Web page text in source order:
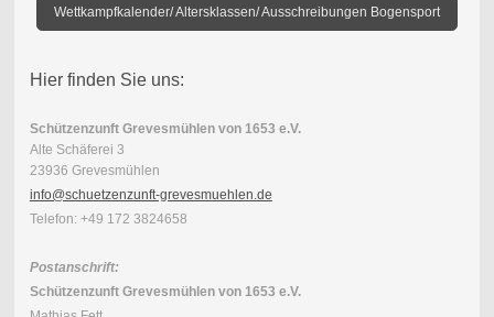
Wettkampfkalender/ Altersklassen/ Ausschreibungen Bogensport
Hier finden Sie uns:
Schützenzunft Grevesmühlen von 1653 e.V.
Alte Schäferei 3
23936 Grevesmühlen
info@schuetzenzunft-grevesmuehlen.de
Telefon: +49 172 3824658
Postanschrift:
Schützenzunft Grevesmühlen von 1653 e.V.